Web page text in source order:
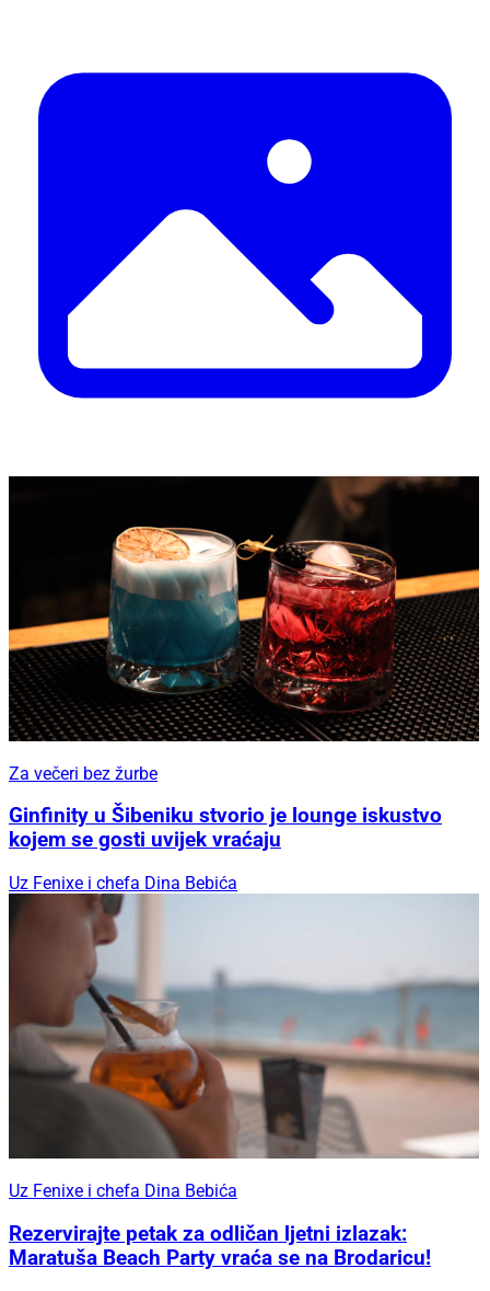
Za večeri bez žurbe
Ginfinity u Šibeniku stvorio je lounge iskustvo
kojem se gosti uvijek vraćaju
Uz Fenixe i chefa Dina Bebića
Uz Fenixe i chefa Dina Bebića
Rezervirajte petak za odličan ljetni izlazak:
Maratuša Beach Party vraća se na Brodaricu!